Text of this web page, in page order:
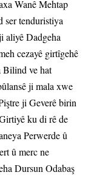
Wanê Mehtap
tenduristiya
aliyê Dadgeha
cezayê girtîgehê
Bilind ve hat
ji mala xwe
ji Geverê birin
ku di rê de
Perwerde û
û merc ne
Dursun Odabaş